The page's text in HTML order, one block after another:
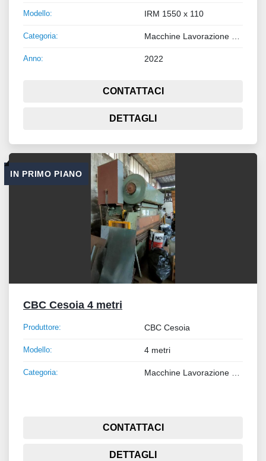
Modello: IRM 1550 x 110
Categoria:
Anno: 2022
CONTATTACI
DETTAGLI
IN PRIMO PIANO
CBC Cesoia 4 metri
Produttore: CBC Cesoia
Modello: 4 metri
Categoria:
CONTATTACI
DETTAGLI